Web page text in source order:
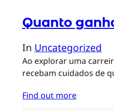
Quanto
In Uncategorized
Ao explorar uma
recebam cuidados de
Find out more